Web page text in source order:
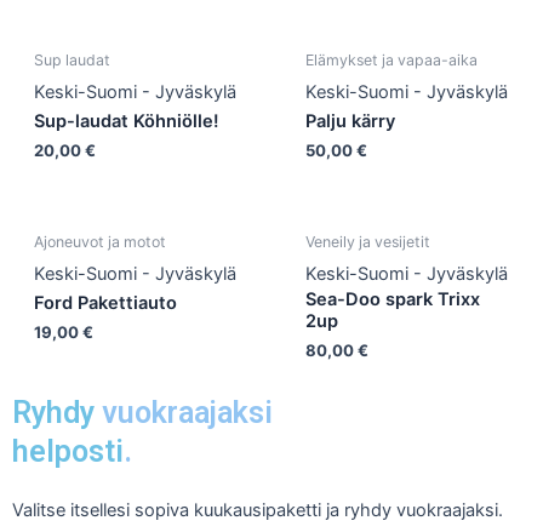
Sup laudat
Keski-Suomi - Jyväskylä
Sup-laudat Köhniölle!
20,00€
Elämykset ja vapaa-aika
Keski-Suomi - Jyväskylä
Palju kärry
50,00€
Ajoneuvot ja motot
Keski-Suomi - Jyväskylä
Ford Pakettiauto
19,00€
Veneily ja vesijetit
Keski-Suomi - Jyväskylä
Sea-Doo spark Trixx
2up
80,00€
Ryhdy vuokraajaksi
helposti.
Valitse itsellesi sopiva kuukausipaketti ja ryhdy vuokraajaksi.